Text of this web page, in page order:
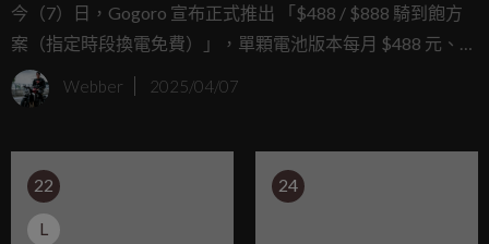
今（7）日，Gogoro 宣布正式推出 「$488 / $888 騎到飽方
案（指定時段換電免費）」，單顆電池版本每月 $488 元、二
顆電池版本每月 $888 元的超值選擇
Webber 2025/04/07
22
L
24